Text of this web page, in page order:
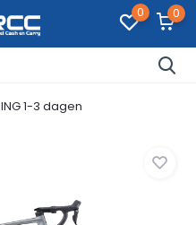
0 0
FIETSDEALS